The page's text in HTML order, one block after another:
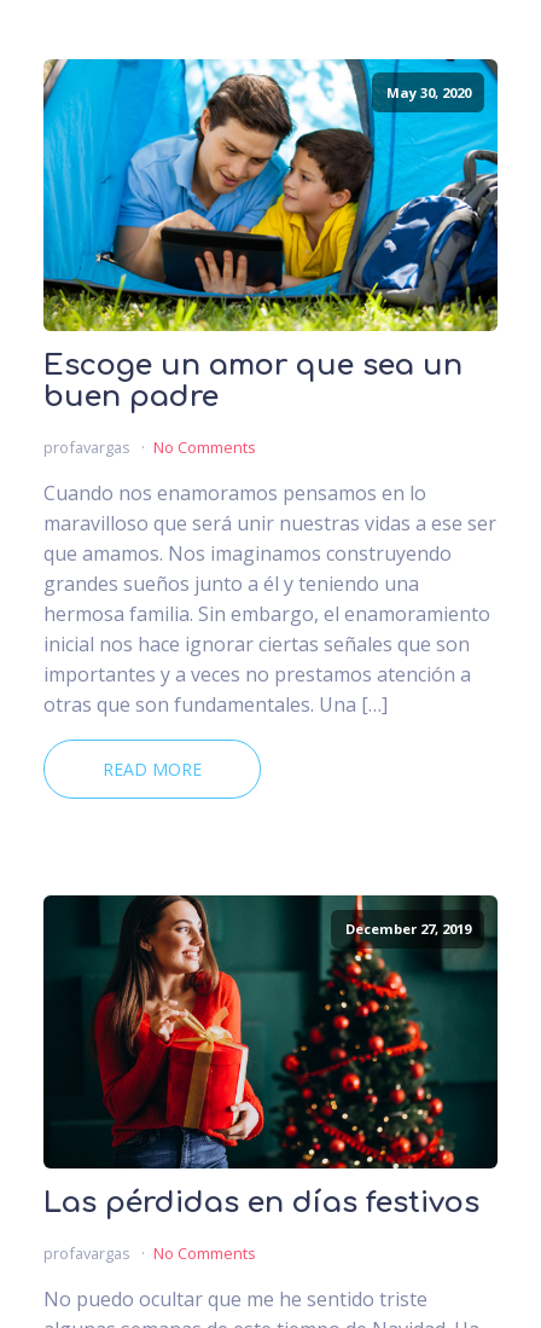
May 30, 2020
Escoge un amor que sea un
buen padre
profavargas No Comments
Cuando nos enamoramos pensamos en lo
maravilloso que será unir nuestras vidas a ese ser
que amamos. Nos imaginamos construyendo
grandes sueños junto a él y teniendo una
hermosa familia. Sin embargo, el enamoramiento
inicial nos hace ignorar ciertas señales que son
importantes y a veces no prestamos atención a
otras que son fundamentales. Una […]
READ MORE
December 27, 2019
Las pérdidas en días festivos
profavargas No Comments
No puedo ocultar que me he sentido triste